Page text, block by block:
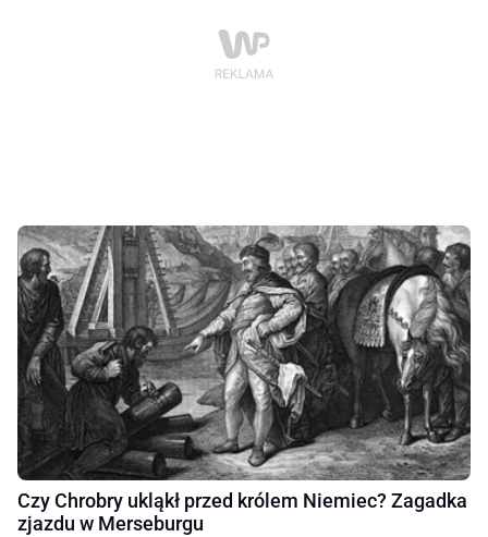
Czy Chrobry ukląkł przed królem Niemiec? Zagadka
zjazdu w Merseburgu